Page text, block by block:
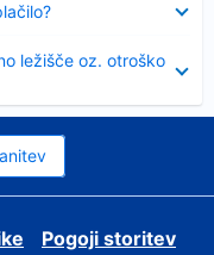
ležišče oz. otroško
Pogoji storitev